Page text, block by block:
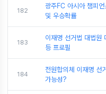
182
광주FC 아시아 챔피
및 우승확률
183
이재명 선거법 대법원
등 프로필
184
전원합의체 이재명 선
가능성?